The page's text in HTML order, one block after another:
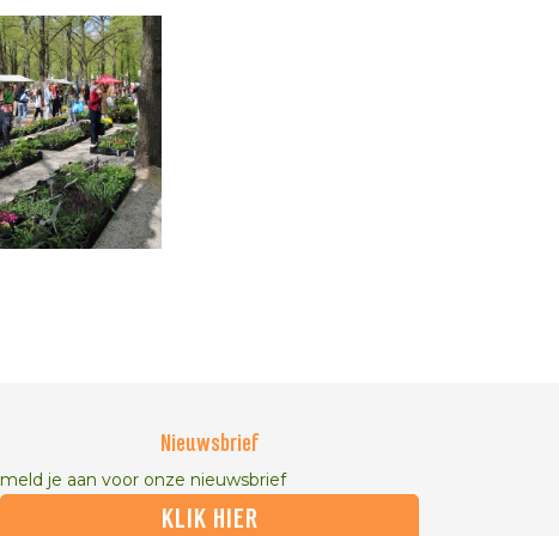
Nieuwsbrief
meld je aan voor onze nieuwsbrief
KLIK HIER